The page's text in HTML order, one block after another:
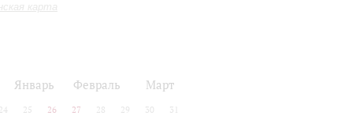
карта
Январь Февраль Март
24 25 26 27 28 29 30 31